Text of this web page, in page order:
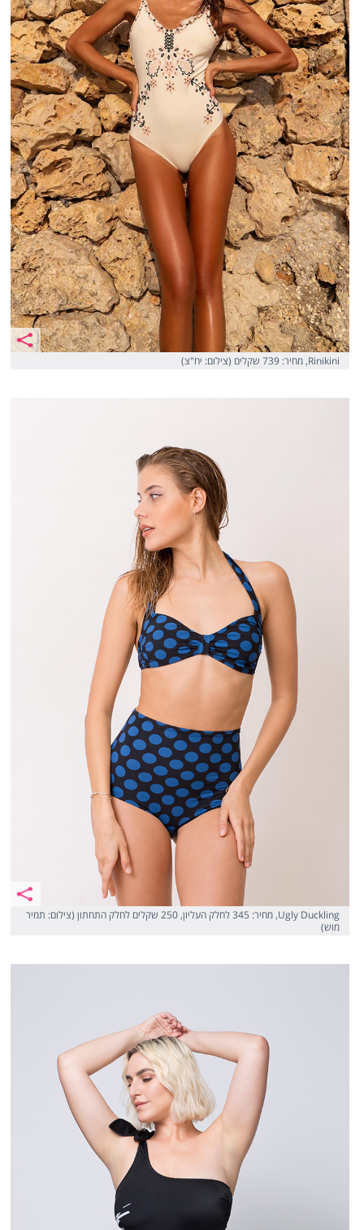
Rinikini, מחיר: 739 שקלים (צילום: יח"צ)
Ugly Duckling, מחיר: 345 לחלק העליון, 250 שקלים לחלק התחתון (צילום: תמיר
מוש)